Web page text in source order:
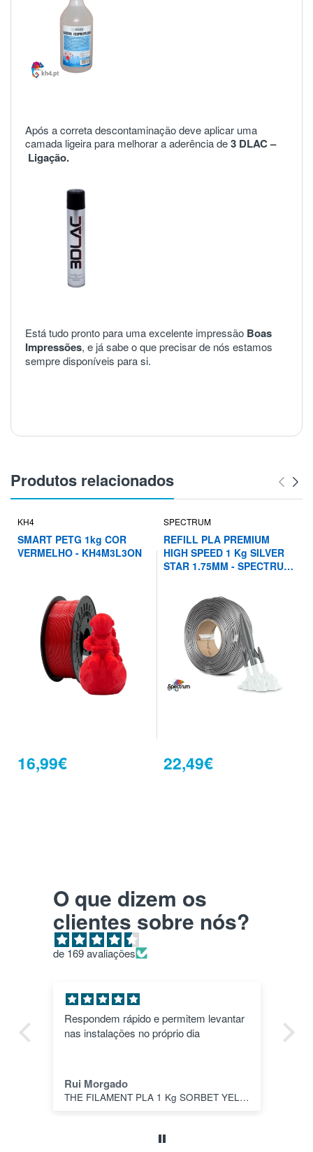
Após a correta descontaminação deve aplicar uma
camada ligeira para melhorar a aderência de3 DLAC –
Ligação.
Está tudo pronto para uma excelente impressão Boas
Impressões, e já sabe o que precisar de nós estamos
sempre disponíveis para si.
Produtos relacionados
KH4
SMART PETG 1kg COR
VERMELHO - KH4M3L3ON
16,99€
SPECTRUM
REFILL PLA PREMIUM
HIGH SPEED 1 Kg SILVER
STAR 1.75MM - SPECTRUM
22,49€
O que dizem os
clientes sobre nós?
de 169 avaliações
Respondem rápido e permitem levantar
nas instalações no próprio dia
Rui Morgado
THE FILAMENT PLA 1 Kg SORBET YELLOW 1.75MM - SPECTRUM FILAMENTS